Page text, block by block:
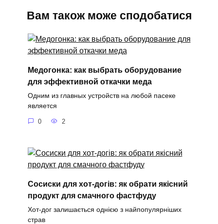
Вам також може сподобатися
Медогонка: как выбрать оборудование
для эффективной откачки меда
Одним из главных устройств на любой пасеке
является
0 2
Сосиски для хот-догів: як обрати якісний
продукт для смачного фастфуду
Хот-дог залишається однією з найпопулярніших
страв